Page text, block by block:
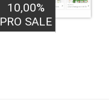
10,00%
PRO SALE